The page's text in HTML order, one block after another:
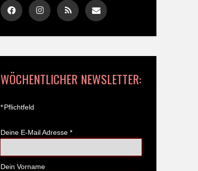
WÖCHENTLICHER NEWSLETTER:
*Pflichtfeld
Deine E-Mail Adresse *
Dein Vorname